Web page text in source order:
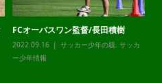
FCオーパスワン監督/長田積樹
2022.09.16 サッカー少年の親, サッカ
ー少年情報